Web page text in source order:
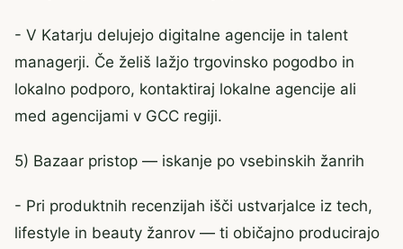
- V Katarju delujejo digitalne agencije in talent
managerji. Če želiš lažjo trgovinsko pogodbo in
lokalno podporo, kontaktiraj lokalne agencije ali
med agencijami v GCC regiji.
5) Bazaar pristop — iskanje po vsebinskih žanrih
- Pri produktnih recenzijah išči ustvarjalce iz tech,
lifestyle in beauty žanrov — ti običajno producirajo